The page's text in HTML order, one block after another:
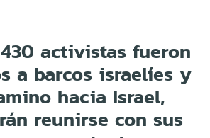
activistas fueron
a barcos israelíes y
hacia Israel,
reunirse con sus